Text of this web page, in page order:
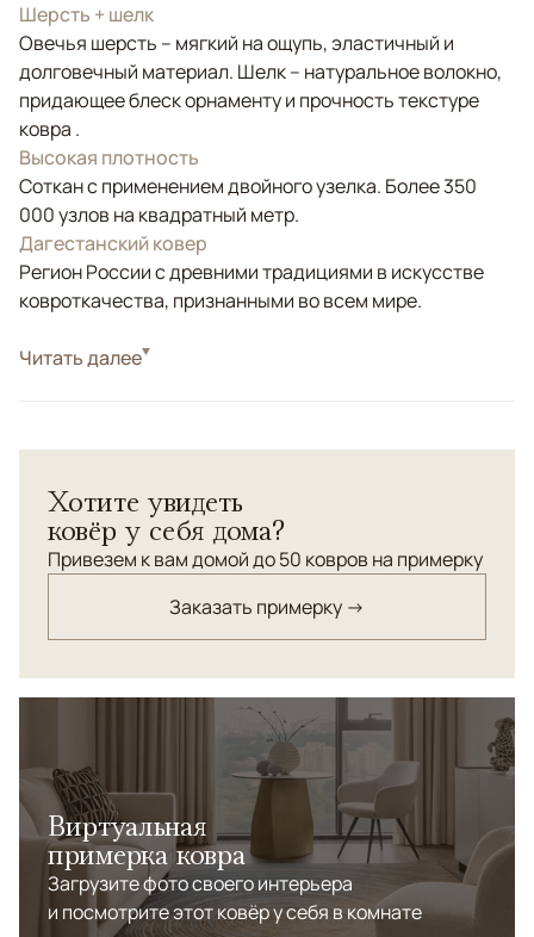
Шерсть + шелк
Овечья шерсть – мягкий на ощупь, эластичный и
долговечный материал. Шелк – натуральное волокно,
придающее блеск орнаменту и прочность текстуре
ковра .
Высокая плотность
Соткан с применением двойного узелка. Более 350
000 узлов на квадратный метр.
Дагестанский ковер
Регион России с древними традициями в искусстве
ковроткачества, признанными во всем мире.
СтильКлассические
дизайнеры-технологи ANSY создают авангардные
коллекции не подвластные времени, пронизанные
ностальгическим шармом эпохи 1960-х — начала 1970-
богатый по колористики узор, деликатные цитаты из
фольклора, уникальный дизайн, выходящий за рамки
обыденного... Ковры из коллекции FUSION
безупречного качества в невероятном исполнении
созданы для того, чтобы радовать новыми громкими
Читать далее
Хотите увидеть
ковёр у себя дома?
Привезем к вам домой до 50 ковров на примерку
Заказать примерку →
Виртуальная
примерка ковра
Загрузите фото своего интерьера
и посмотрите этот ковёр у себя в комнате